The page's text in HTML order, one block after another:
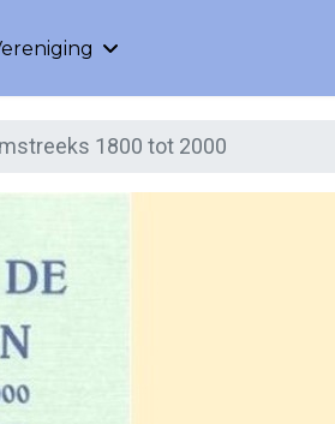
1800 tot 2000